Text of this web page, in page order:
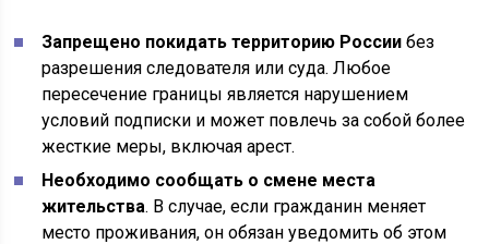
Запрещено покидать территорию России без
разрешения следователя или суда. Любое
пересечение границы является нарушением
условий подписки и может повлечь за собой более
жесткие меры, включая арест.
Необходимо сообщать о смене места
жительства. В случае, если гражданин меняет
место проживания, он обязан уведомить об этом